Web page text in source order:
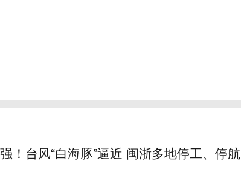
！台风“白海豚”逼近 闽浙多地停工、停航